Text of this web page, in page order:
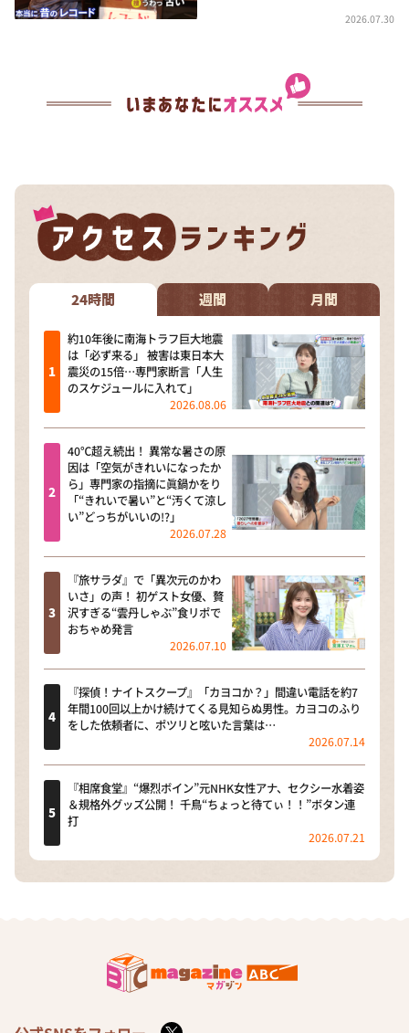
2026.07.30
24時間 週間 月間
約10年後に南海トラフ巨大地震
は「必ず来る」 被害は東日本大
震災の15倍…専門家断言「人生
のスケジュールに入れて」
2026.08.06
40℃超え続出！ 異常な暑さの原
因は「空気がきれいになったか
ら」専門家の指摘に眞鍋かをり
「“きれいで暑い”と“汚くて涼し
い”どっちがいいの!?」
2026.07.28
『旅サラダ』で「異次元のかわ
いさ」の声！ 初ゲスト女優、贅
沢すぎる“雲丹しゃぶ”食リポで
おちゃめ発言
2026.07.10
『探偵！ナイトスクープ』「カヨコか？」間違い電話を約7
年間100回以上かけ続けてくる見知らぬ男性。カヨコのふり
をした依頼者に、ポツリと呟いた言葉は…
2026.07.14
『相席食堂』“爆烈ボイン”元NHK女性アナ、セクシー水着姿
＆規格外グッズ公開！ 千鳥“ちょっと待てぃ！！”ボタン連
打
2026.07.21